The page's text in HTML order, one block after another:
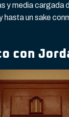
y media
un sake
con